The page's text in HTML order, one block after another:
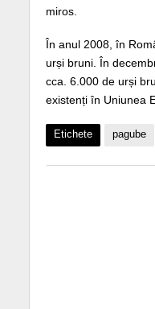
miros.
În anul 2008, în
urși bruni. În
cca. 6.000 de urși
existenți în Uniunea
Etichete pagube